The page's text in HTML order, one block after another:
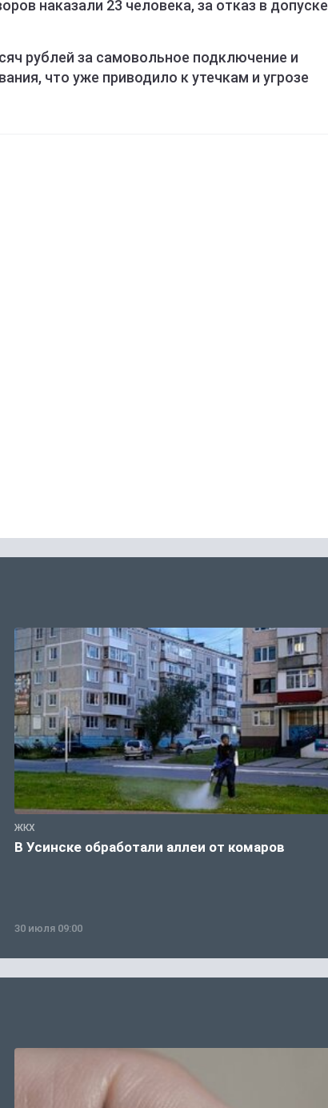
наказали 23 человека, за отказ в допуске
рублей за самовольное подключение и
что уже приводило к утечкам и угрозе
ЖКХ
В Усинске обработали аллеи от комаров
30 июля 09:00